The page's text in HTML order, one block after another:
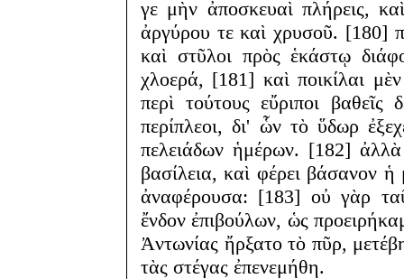
γε μὴν ἀποσκευαὶ πλήρεις,
ἀργύρου τε καὶ χρυσοῦ. [180]
καὶ στῦλοι πρὸς ἑκάστῳ
χλοερά, [181] καὶ ποικίλαι
περὶ τούτους εὔριποι
περίπλεοι, δι' ὧν τὸ ὕδωρ
πελειάδων ἡμέρων. [182]
βασίλεια, καὶ φέρει βάσανον
ἀναφέρουσα: [183] οὐ γὰρ
ἔνδον ἐπιβούλων, ὡς
Ἀντωνίας ἤρξατο τὸ πῦρ,
τὰς στέγας ἐπενεμήθη.